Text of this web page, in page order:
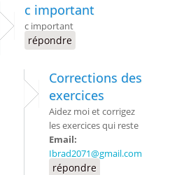
c important
c important
répondre
Corrections des
exercices
Aidez moi et corrigez
les exercices qui reste
Email:
Ibrad2071@gmail.com
répondre